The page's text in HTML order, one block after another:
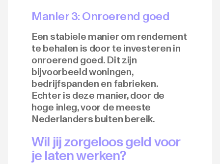
Manier 3: Onroerend goed
Een stabiele manier om rendement
te behalen is door te investeren in
onroerend goed. Dit zijn
bijvoorbeeld woningen,
bedrijfspanden en fabrieken.
Echter is deze manier, door de
hoge inleg, voor de meeste
Nederlanders buiten bereik.
Wil jij zorgeloos geld voor
je laten werken?